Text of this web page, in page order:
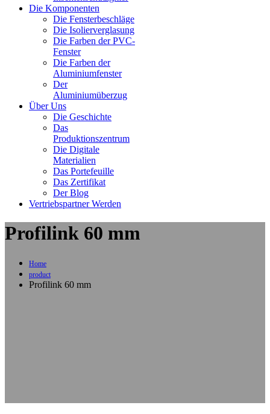
Die Komponenten
Die Fensterbeschläge
Die Isolierverglasung
Die Farben der PVC-
Fenster
Die Farben der
Aluminiumfenster
Der
Aluminiumüberzug
Über Uns
Die Geschichte
Das
Produktionszentrum
Die Digitale
Materialien
Das Portefeuille
Das Zertifikat
Der Blog
Vertriebspartner Werden
Profilink 60 mm
Home
product
Profilink 60 mm